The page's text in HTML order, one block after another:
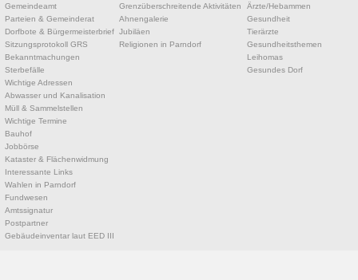
Gemeindeamt
Parteien & Gemeinderat
Dorfbote & Bürgermeisterbrief
Sitzungsprotokoll GRS
Bekanntmachungen
Sterbefälle
Wichtige Adressen
Abwasser und Kanalisation
Müll & Sammelstellen
Wichtige Termine
Bauhof
Jobbörse
Kataster & Flächenwidmung
Interessante Links
Wahlen in Parndorf
Fundwesen
Amtssignatur
Postpartner
Gebäudeinventar laut EED III
Grenzüberschreitende Aktivitäten
Ahnengalerie
Jubiläen
Religionen in Parndorf
Ärzte/Hebammen
Gesundheit
Tierärzte
Gesundheitsthemen
Leihomas
Gesundes Dorf